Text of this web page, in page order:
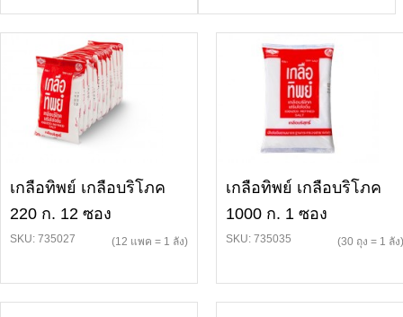
เกลือทิพย์ เกลือบริโภค
220 ก. 12 ซอง
SKU: 735027 (12 แพค = 1 ลัง)
เกลือทิพย์ เกลือบริโภค
1000 ก. 1 ซอง
SKU: 735035 (30 ถุง = 1 ลัง)